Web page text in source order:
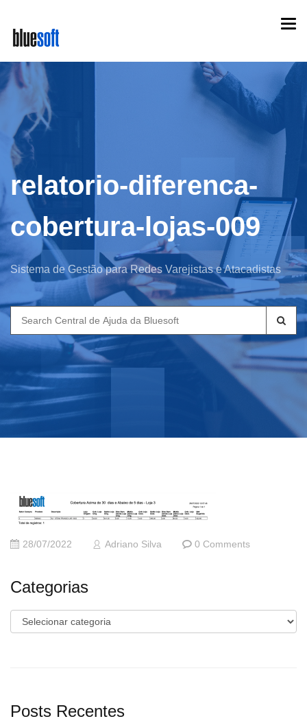
main
content
relatorio-diferenca-
cobertura-lojas-009
Sistema de Gestão para Redes Varejistas e Atacadistas
Search
for:
28/07/2022 Adriano Silva 0 Comments
Categorias
Categorias
Posts Recentes